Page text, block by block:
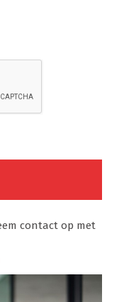
contact op met